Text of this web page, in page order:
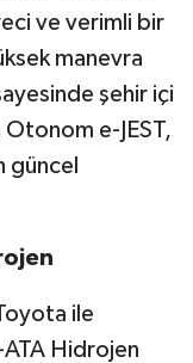
ve verimli bir
manevra
şehir içi
e-JEST,
güncel
ile
Hidrojen